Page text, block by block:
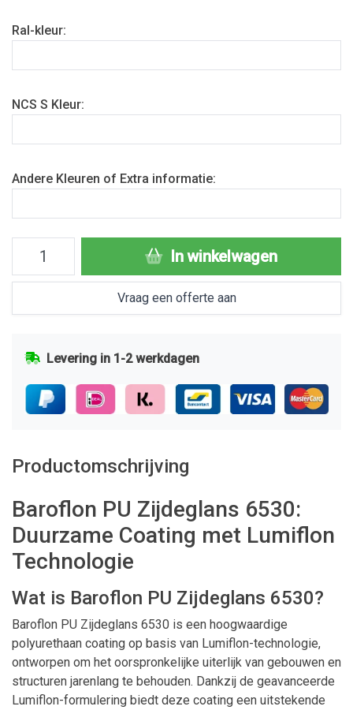
Ral-kleur:
NCS S Kleur:
Andere Kleuren of Extra informatie:
In winkelwagen
Vraag een offerte aan
Levering in 1-2 werkdagen
Productomschrijving
Baroflon PU Zijdeglans 6530:
Duurzame Coating met Lumiflon
Technologie
Wat is Baroflon PU Zijdeglans 6530?
Baroflon PU Zijdeglans 6530 is een hoogwaardige
polyurethaan coating op basis van Lumiflon-technologie,
ontworpen om het oorspronkelijke uiterlijk van gebouwen en
structuren jarenlang te behouden. Dankzij de geavanceerde
Lumiflon-formulering biedt deze coating een uitstekende